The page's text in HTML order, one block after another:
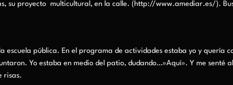
su proyecto multicultural, en la calle. (http://www.amediar.es/).
escuela pública. En el programa de actividades estaba yo y quería
Yo estaba en medio del patio, dudando…»Aquí». Y me senté
risas.